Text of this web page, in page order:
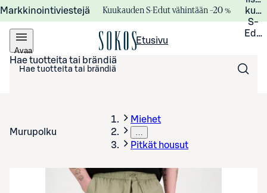
Markkinointiviestejä Kuukauden S-Edut vähintään –20 %
S-
Avaa
valikko
Etusivu
Hae tuotteita tai brändiä
Murupolku
Miehet
…
Pitkät housut